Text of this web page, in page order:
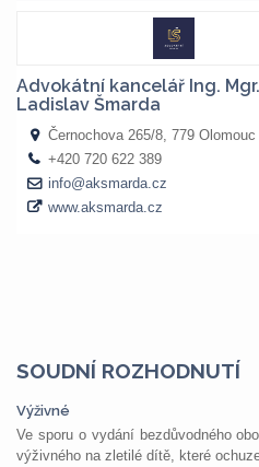
SOUDNÍ ROZHODNUTÍ
Výživné
Ve sporu o vydání bezdůvodného
výživného na zletilé dítě, které